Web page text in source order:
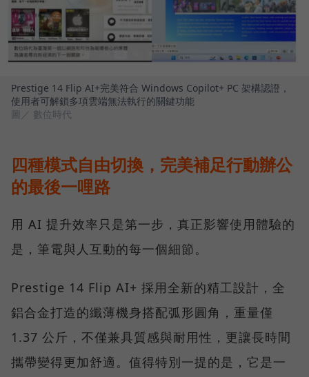
Prestige 14 Flip AI+完美符合 Windows Copilot+ PC 架構認證，
使用者可解鎖多項雲端無法執行的關鍵功能
圖／ 數位時代
四種模式自由切換，完美補足行動辦公
的最後一哩路
用 AI 提升效率只是第一步，真正影響使用體驗的
是，筆電與人互動的每一個細節。
Prestige 14 Flip AI+ 採用全新的精工設計，全
鋁合金打造的纖薄機身搭配弧形圓角，重量僅
1.37 公斤，不僅兼具質感與耐用性，更讓長時間
攜帶變得更加舒適。值得特別一提的是，它是一